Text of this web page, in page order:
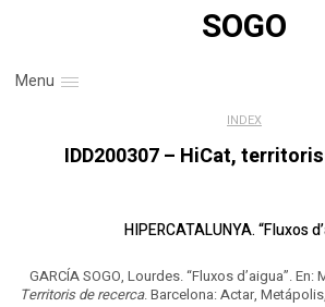
SOGO
Menu
INDEX
IDD200307 – HiCat,
HIPERCATALUNYA. “Fluxos
GARCÍA SOGO, Lourdes. “Fluxos d’aigua”.
Territoris de recerca. Barcelona: Actar,